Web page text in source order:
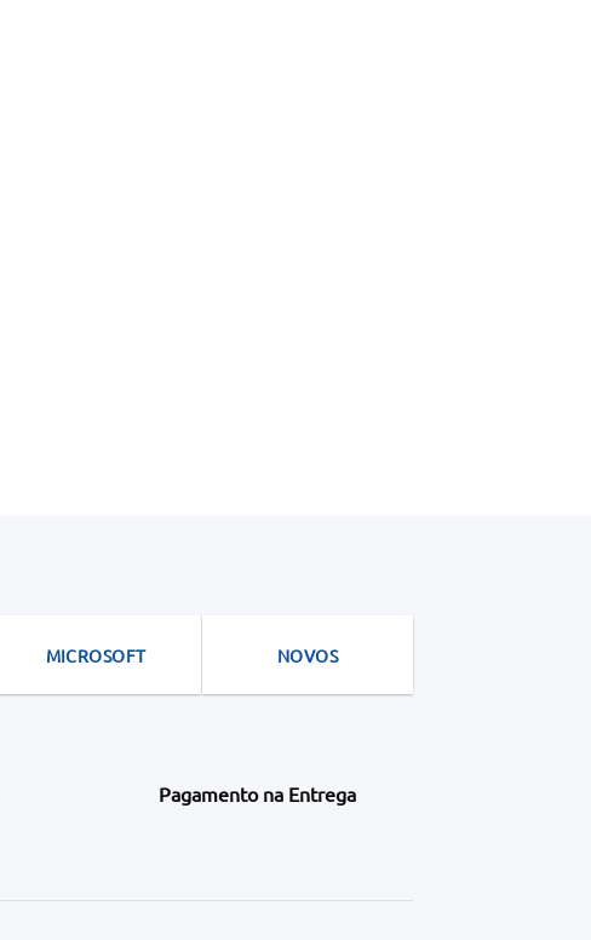
MICROSOFT NOVOS
Pagamento na Entrega